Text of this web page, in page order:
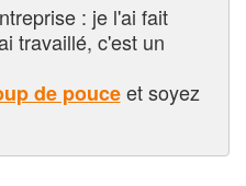
: je l'ai fait
travaillé, c'est un
de pouceet soyez